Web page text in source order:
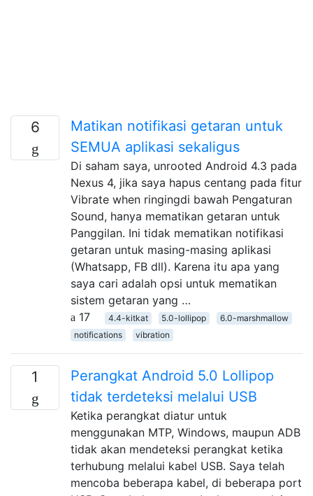
6
Matikan notifikasi getaran untuk
SEMUA aplikasi sekaligus
Di saham saya, unrooted Android 4.3 pada
Nexus 4, jika saya hapus centang pada fitur
Vibrate when ringingdi bawah Pengaturan
Sound, hanya mematikan getaran untuk
Panggilan. Ini tidak mematikan notifikasi
getaran untuk masing-masing aplikasi
(Whatsapp, FB dll). Karena itu apa yang
saya cari adalah opsi untuk mematikan
sistem getaran yang …
17
4.4-kitkat 5.0-lollipop
6.0-marshmallow
notifications
vibration
1
Perangkat Android 5.0 Lollipop
tidak terdeteksi melalui USB
Ketika perangkat diatur untuk
menggunakan MTP, Windows, maupun ADB
tidak akan mendeteksi perangkat ketika
terhubung melalui kabel USB. Saya telah
mencoba beberapa kabel, di beberapa port